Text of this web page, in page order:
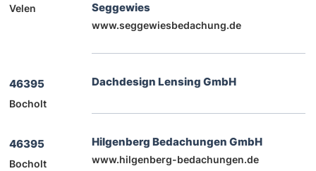
Velen
Seggewies
www.seggewiesbedachung.de
46395
Bocholt
Dachdesign Lensing GmbH
46395
Bocholt
Hilgenberg Bedachungen GmbH
www.hilgenberg-bedachungen.de